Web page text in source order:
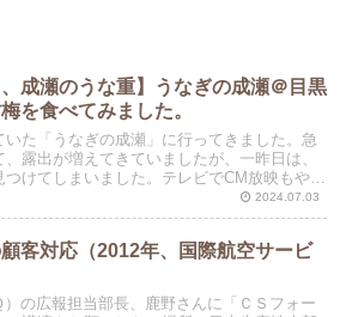
、成瀬のうな重】うなぎの成瀬＠目黒
を食べてみました。
た「うなぎの成瀬」に行ってきました。急
露出が増えてきていましたが、一昨日は、
けてしまいました。テレビでCM放映もやっ
区の自宅近くにも、成瀬の店舗...
2024.07.03
客対応（2012年、国際航空サービ
の広報担当部長、鹿野さんに「ＣＳフォー